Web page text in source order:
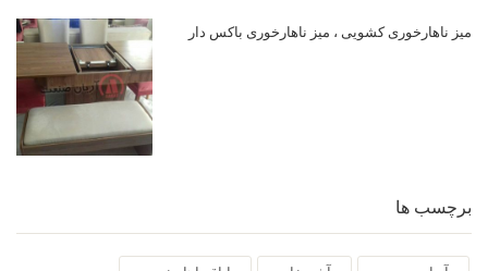
میز ناهارخوری کشویی ، میز ناهارخوری باکس دار
برچسب ها